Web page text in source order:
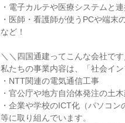
・電子カルテや医療システムと
・医師・看護師が使うPCや端末
など！
＼＼四国通建ってこんな会社です
私たちの事業内容は、「社会イン
・NTT関連の電気通信工事
・官公庁や地方自治体発注の土
・企業や学校のICT化（パソコ
等に取り組んでいます。